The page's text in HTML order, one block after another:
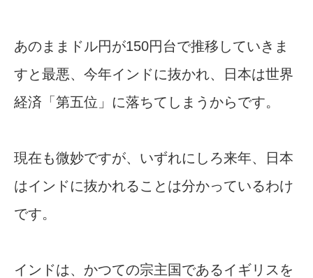
あのままドル円が150円台で推移していきま
すと最悪、今年インドに抜かれ、日本は世界
経済「第五位」に落ちてしまうからです。
現在も微妙ですが、いずれにしろ来年、日本
はインドに抜かれることは分かっているわけ
です。
インドは、かつての宗主国であるイギリスを